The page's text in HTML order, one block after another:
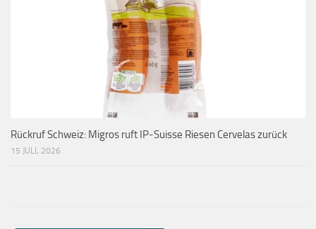
Rückruf Schweiz: Migros ruft IP-Suisse Riesen Cervelas zurück
15 JULI, 2026